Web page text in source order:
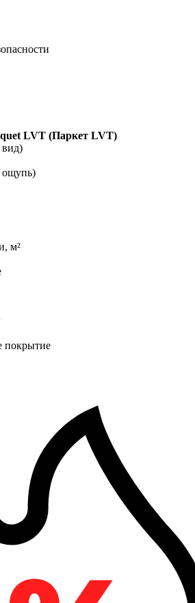
LVT (Паркет LVT)
вид)
ощупь)
м²
покрытие